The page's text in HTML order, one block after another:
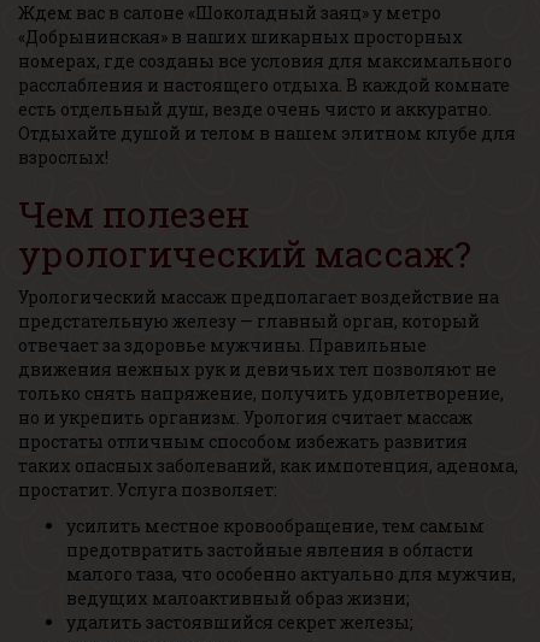
Ждем вас в салоне «Шоколадный заяц» у метро
«Добрынинская» в наших шикарных просторных
номерах, где созданы все условия для максимального
расслабления и настоящего отдыха. В каждой комнате
есть отдельный душ, везде очень чисто и аккуратно.
Отдыхайте душой и телом в нашем элитном клубе для
взрослых!
Чем полезен
урологический массаж?
Урологический массаж предполагает воздействие на
предстательную железу — главный орган, который
отвечает за здоровье мужчины. Правильные
движения нежных рук и девичьих тел позволяют не
только снять напряжение, получить удовлетворение,
но и укрепить организм. Урология считает массаж
простаты отличным способом избежать развития
таких опасных заболеваний, как импотенция, аденома,
простатит. Услуга позволяет:
усилить местное кровообращение, тем самым
предотвратить застойные явления в области
малого таза, что особенно актуально для мужчин,
ведущих малоактивный образ жизни;
удалить застоявшийся секрет железы;